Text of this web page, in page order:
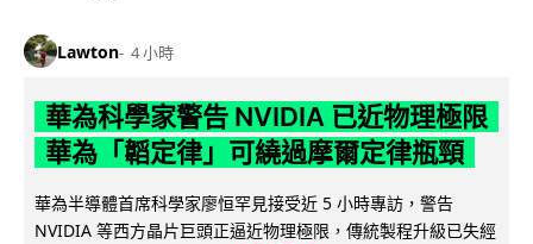
Lawton 4 小時
華為科學家警告 NVIDIA 已近物理極限
華為「韜定律」可繞過摩爾定律瓶頸
華為半導體首席科學家廖恒罕見接受近 5 小時專訪，警告
NVIDIA 等西方晶片巨頭正逼近物理極限，傳統製程升級已失經